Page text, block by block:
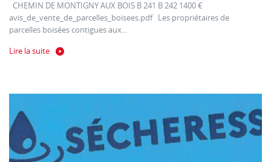
CHEMIN DE MONTIGNY AUX BOIS B 241 B 242 1400 €
avis_de_vente_de_parcelles_boisees.pdf Les propriétaires de
parcelles boisées contigues aux...
Lire la suite